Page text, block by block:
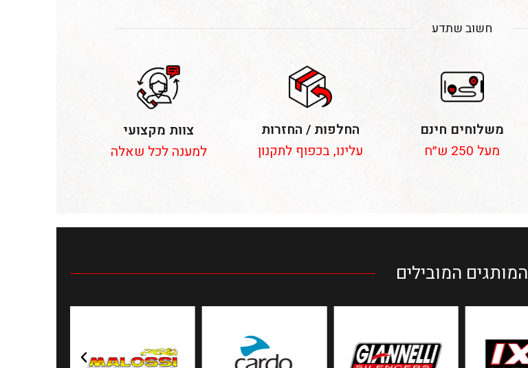
חשוב שתדע
משלוחים חינם
מעל 250 ש״ח
החלפות / החזרות
עלינו, בכפוף לתקנון
צוות מקצועי
למענה לכל שאלה
המותגים המובילים